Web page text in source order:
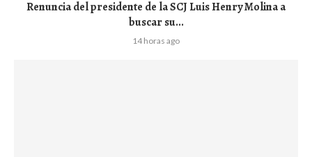
Renuncia del presidente de la SCJ Luis Henry Molina a
buscar su...
14 horas ago